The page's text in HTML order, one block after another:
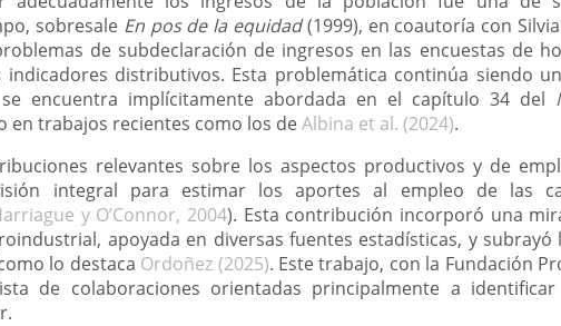
sobresale En pos de la equidad(1999), en coautoría con
de subdeclaración de ingresos en las encuestas de
distributivos. Esta problemática continúa siendo
encuentra implícitamente abordada en el capítulo 34 del
en trabajos recientes como los deAlbina et al. (2024).
relevantes sobre los aspectos productivos y de
integral para estimar los aportes al empleo de las
y O’Connor, 2004). Esta contribución incorporó una
apoyada en diversas fuentes estadísticas, y subrayó
lo destaca Ordoñez (2025). Este trabajo, con la Fundación
de colaboraciones orientadas principalmente a